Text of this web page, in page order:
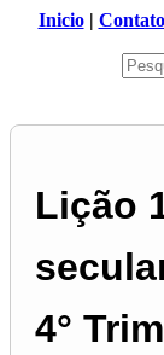
Inicio| Contato
Lição
4°